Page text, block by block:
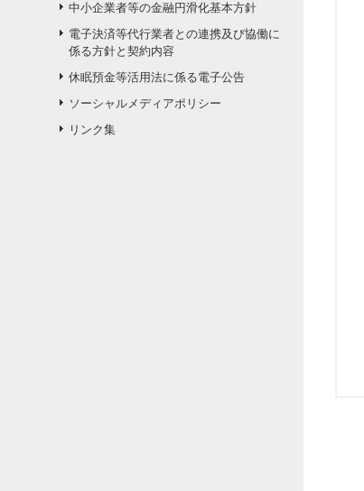
中小企業者等の金融円滑化基本方針
電子決済等代行業者との連携及び協働に
係る方針と契約内容
休眠預金等活用法に係る電子公告
ソーシャルメディアポリシー
リンク集